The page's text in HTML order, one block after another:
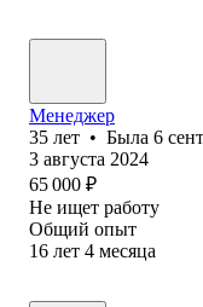
Менеджер
35 лет • Была 6
3 августа 2024
65 000 ₽
Не ищет работу
Общий опыт
16 лет 4 месяца